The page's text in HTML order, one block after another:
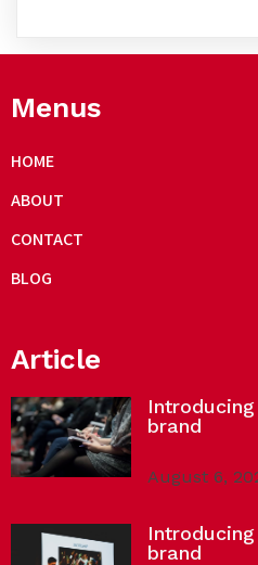
Menus
HOME
ABOUT
CONTACT
BLOG
Article
brand
August 6,
brand